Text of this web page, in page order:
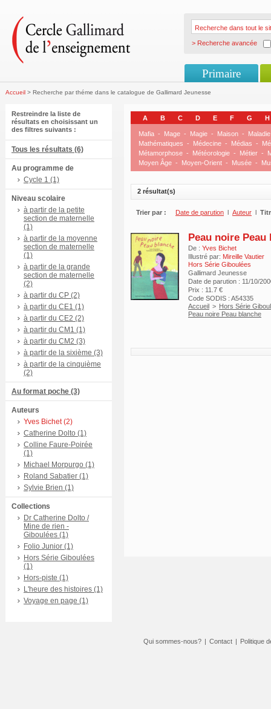
> Recherche avancée
Primaire
Accueil > Recherche par théme dans le catalogue de Gallimard Jeunesse
Restreindre la liste de
résultats en choisissant un
des filtres suivants :
Tous les résultats (6)
Au programme de
Cycle 1 (1)
Niveau scolaire
à partir de la petite
section de maternelle
(1)
à partir de la moyenne
section de maternelle
(1)
à partir de la grande
section de maternelle
(2)
à partir du CP (2)
à partir du CE1 (1)
à partir du CE2 (2)
à partir du CM1 (1)
à partir du CM2 (3)
à partir de la sixième (3)
à partir de la cinquième
(2)
Au format poche (3)
Auteurs
Yves Bichet (2)
Catherine Dolto (1)
Colline Faure-Poirée
(1)
Michael Morpurgo (1)
Roland Sabatier (1)
Sylvie Brien (1)
Collections
Dr Catherine Dolto /
Mine de rien -
Giboulées (1)
Folio Junior (1)
Hors Série Giboulées
(1)
Hors-piste (1)
L'heure des histoires (1)
Voyage en page (1)
A B C D E F G H
Mafia - Mage - Magie - Maison -
Maladie
Mathématiques - Médecine - Médias -
Métamorphose - Météorologie - Métier -
Moyen Âge - Moyen-Orient - Musée -
2 résultat(s)
Trier par : Date de parution l Auteur l
Peau noire Peau
De : Yves Bichet
Illustré par: Mireille Vautier
Hors Série Giboulées
Gallimard Jeunesse
Date de parution : 11/10/
Prix : 11.7 €
Code SODIS : A54335
Accueil > Hors Série
Peau noire Peau blanche
Qui sommes-nous? | Contact | Politique